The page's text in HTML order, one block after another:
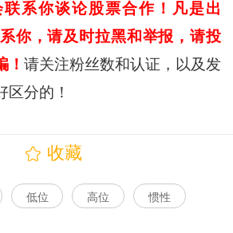
系你谈论股票合作！凡是出
你，请及时拉黑和举报，请投
！ 请关注粉丝数和认证，以及发
区分的！
收藏
低位 高位 惯性